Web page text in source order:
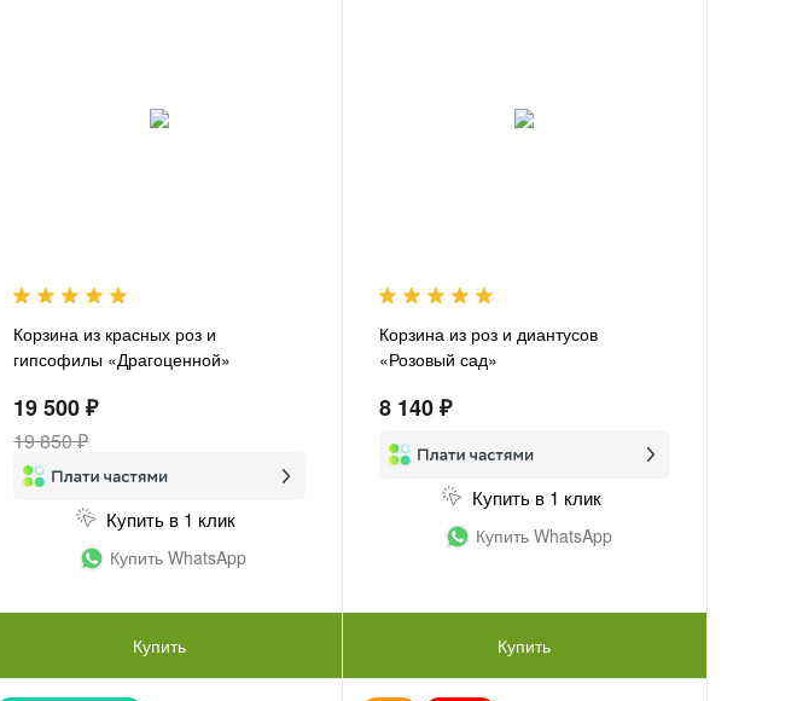
Корзина из красных роз и
гипсофилы «Драгоценной»
19 500 ₽
19 850 ₽
Купить в 1 клик
Купить WhatsApp
Купить
Корзина из роз и диантусов
«Розовый сад»
8 140 ₽
Купить в 1 клик
Купить WhatsApp
Купить